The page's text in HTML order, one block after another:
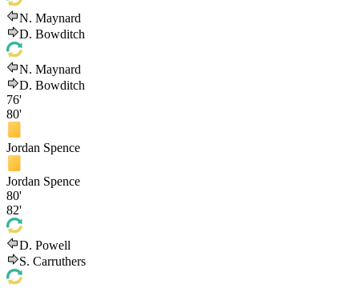
N. Maynard
D. Bowditch
N. Maynard
D. Bowditch
76'
80'
Jordan Spence
Jordan Spence
80'
82'
D. Powell
S. Carruthers